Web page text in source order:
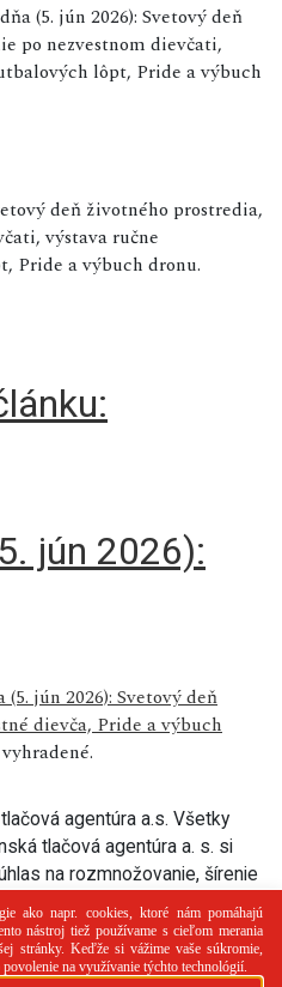
(5. jún 2026): Svetový deň
po nezvestnom dievčati,
lôpt, Pride a výbuch
deň životného prostredia,
výstava ručne
Pride a výbuch dronu.
jún 2026):
jún 2026): Svetový deň
dievča, Pride a výbuch
agentúra a.s. Všetky
tlačová agentúra a. s. si
na rozmnožovanie, šírenie